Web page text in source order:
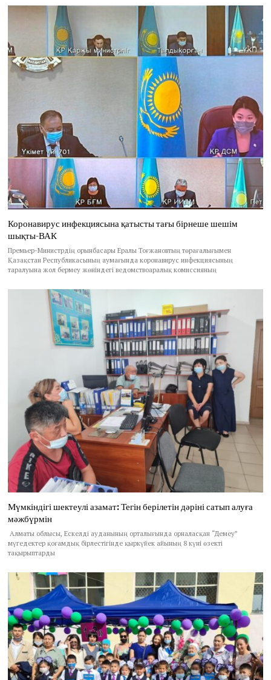
Коронавирус инфекциясына қатысты тағы бірнеше шешім
шықты-ВАК
Премьер-Министрдің орынбасары Ералы Тоғжановтың төрағалығымен
Қазақстан Республикасының аумағында коронавирус инфекциясының
таралуына жол бермеу жөніндегі ведомствоаралық комиссияның
Мүмкіндігі шектеулі азамат: Тегін берілетін дәріні сатып алуға
мәжбүрмін
Алматы облысы, Ескелді ауданының орталығында орналасқан “Демеу”
мүгедектер қоғамдық бірлестігінде қыркүйек айының 8 күні өзекті
тақырыптарды